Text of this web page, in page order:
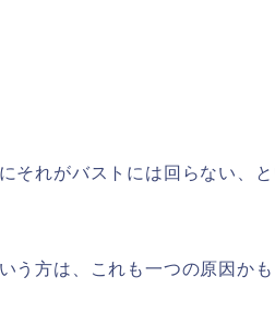
それがバストには回らない、
う方は、これも一つの原因かも